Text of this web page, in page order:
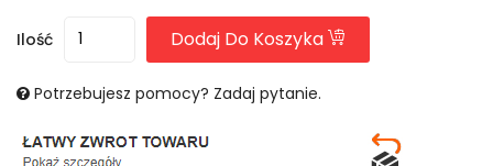
Ilość Dodaj Do Koszyka
Potrzebujesz pomocy? Zadaj pytanie.